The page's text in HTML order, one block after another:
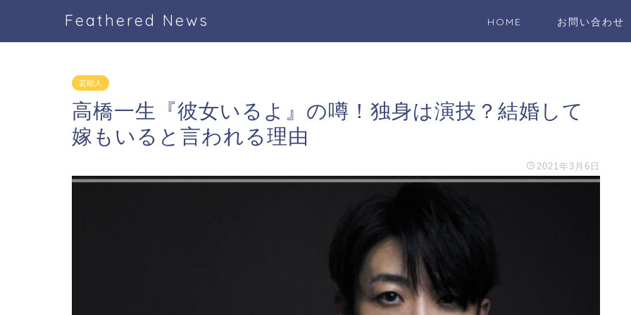
Feathered News HOME お問い合わせ
芸能人
高橋一生『彼女いるよ』の噂！独身は演技？結婚して
嫁もいると言われる理由
2021年3月6日